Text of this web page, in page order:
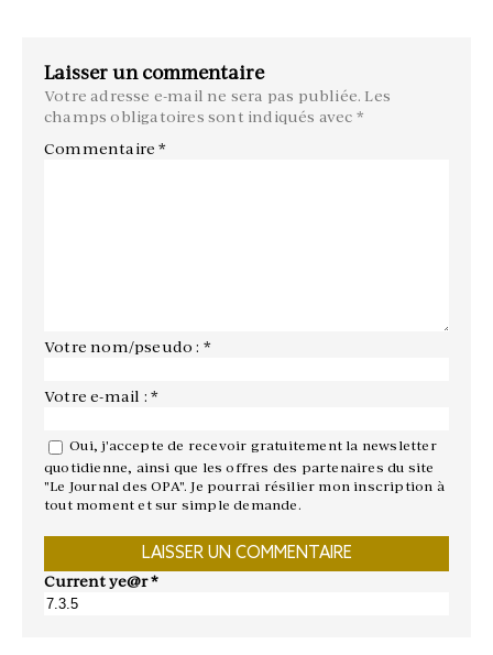
Laisser un commentaire
Votre adresse e-mail ne sera pas publiée. Les
champs obligatoires sont indiqués avec *
Commentaire*
Votre nom/pseudo : *
Votre e-mail : *
Oui, j'accepte de recevoir gratuitement la newsletter
quotidienne, ainsi que les offres des partenaires du site
"Le Journal des OPA". Je pourrai résilier mon inscription à
tout moment et sur simple demande.
Current ye@r*